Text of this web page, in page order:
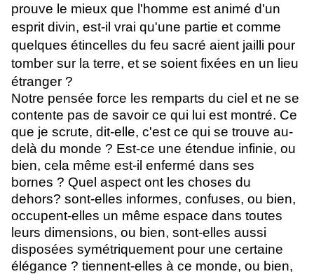
prouve le mieux que l'homme est animé d'un
esprit divin, est-il vrai qu'une partie et comme
quelques étincelles du feu sacré aient jailli pour
tomber sur la terre, et se soient fixées en un lieu
étranger ?
Notre pensée force les remparts du ciel et ne se
contente pas de savoir ce qui lui est montré. Ce
que je scrute, dit-elle, c'est ce qui se trouve au-
delà du monde ? Est-ce une étendue infinie, ou
bien, cela même est-il enfermé dans ses
bornes ? Quel aspect ont les choses du
dehors? sont-elles informes, confuses, ou bien,
occupent-elles un même espace dans toutes
leurs dimensions, ou bien, sont-elles aussi
disposées symétriquement pour une certaine
élégance ? tiennent-elles à ce monde, ou bien,